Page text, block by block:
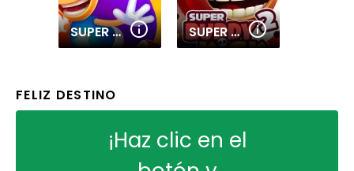
SUPER BUDDY KICK MOBILE PC SUPER BUDDY KICK 2
FELIZ DESTINO
¡Haz clic en el